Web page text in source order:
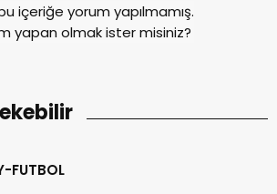
içeriğe yorum yapılmamış.
yapan olmak ister misiniz?
FUTBOL